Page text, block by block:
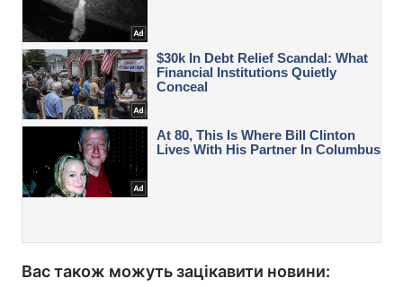
Вас також можуть зацікавити новини: